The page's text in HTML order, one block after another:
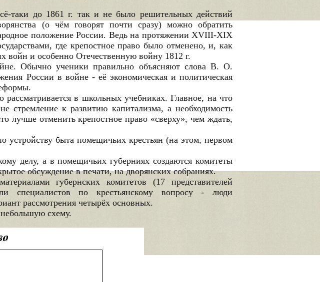
таки до 1861 г. так и не было решительных действий
(о чём говорят почти сразу) можно обратить
положение России. Ведь на протяжении ХVIII-ХIХ
где крепостное право было отменено, и, как
войн и особенно Отечественную войну 1812 г.
Обычно ученики правильно объясняют слова В. О.
России в войне - её экономическая и политическая
в школьных учебниках. Главное, на что
к развитию капитализма, а необходимость
лучше отменить крепостное право «сверху», чем ждать,
устройству быта помещичьих крестьян (на этом, первом
делу, а в помещичьих губерниях создаются комитеты
обсуждение в печати, на дворянских собраниях.
губернских комитетов (17 представителей
специалистов по крестьянскому вопросу - люди
рассмотрения четырёх основных.
схему.